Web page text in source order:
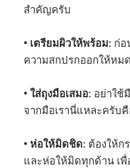
สำคัญครับ
• เตรียมผิวให้พร้อม: ก่
ความสกปรกออกให้หมด
•ใส่ถุงมือเสมอ: อย่าใช้
จากมือเรานี่แหละครับ
•ห่อให้มิดชิด: ต้องให้ก
และห่อให้มิดทุกด้าน เ